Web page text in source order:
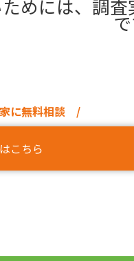
めには、調査
に無料相談 /
こちら